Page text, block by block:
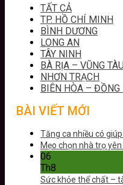
TẤT CẢ
TP. HỒ CHÍ MINH
BÌNH DƯƠNG
LONG AN
TÂY NINH
BÀ RỊA – VŨNG
NHƠN TRẠCH
BIÊN HÒA – ĐỒNG
BÀI VIẾT MỚI
Tăng ca nhiều có
Mẹo chọn nhà trọ
06
Th8
Sức khỏe thể chất –